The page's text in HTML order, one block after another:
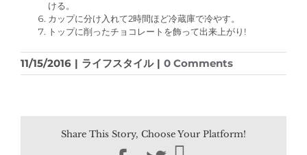
ける。
カップに分け入れて2時間ほど冷蔵庫で冷やす。
トップに削ったチョコレートを飾って出来上がり!
11/15/2016 | ライフスタイル | 0 Comments
Share This Story, Choose Your Platform!